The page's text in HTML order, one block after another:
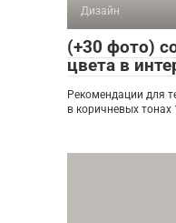
Дизайн
(+30 фото)
цвета в
Рекомендации для
в коричневых